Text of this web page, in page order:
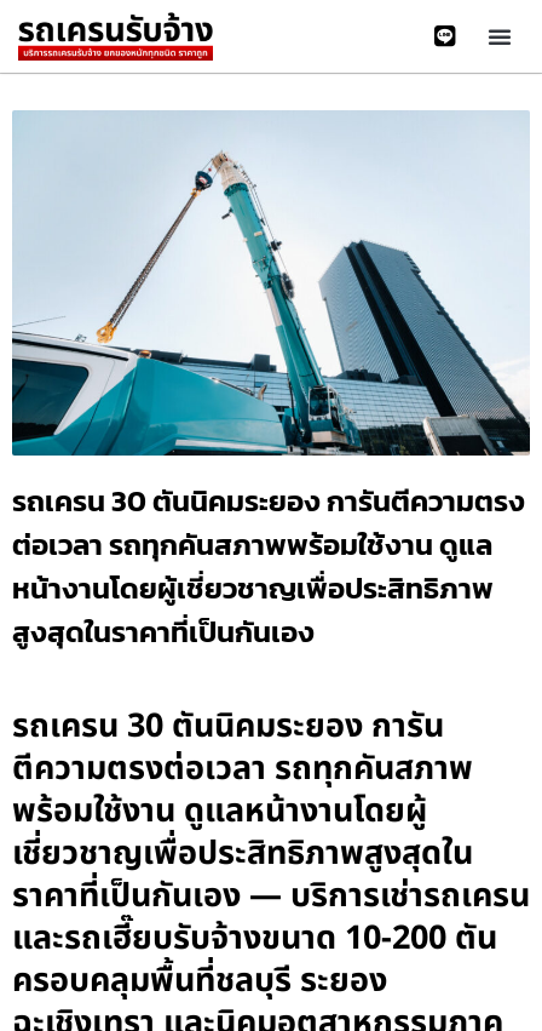
รถเครน 30 ตันนิคมระยอง การันตีความตรง
ต่อเวลา รถทุกคันสภาพพร้อมใช้งาน ดูแล
หน้างานโดยผู้เชี่ยวชาญเพื่อประสิทธิภาพ
สูงสุดในราคาที่เป็นกันเอง
รถเครน 30 ตันนิคมระยอง การัน
ตีความตรงต่อเวลา รถทุกคันสภาพ
พร้อมใช้งาน ดูแลหน้างานโดยผู้
เชี่ยวชาญเพื่อประสิทธิภาพสูงสุดใน
ราคาที่เป็นกันเอง — บริการเช่ารถเครน
และรถเฮี๊ยบรับจ้างขนาด 10-200 ตัน
ครอบคลุมพื้นที่ชลบุรี ระยอง